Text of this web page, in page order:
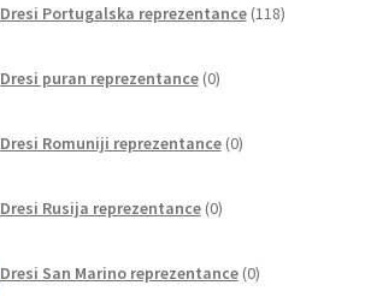
Dresi Portugalska reprezentance 118izdelkov
Dresi puran reprezentance 0izdelkov
Dresi Romuniji reprezentance 0izdelkov
Dresi Rusija reprezentance 0izdelkov
Dresi San Marino reprezentance 0izdelkov